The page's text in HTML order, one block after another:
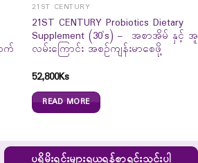
က်
21ST CENTURY
21ST CENTURY Probiotics Dietary
Supplement (30`s) – အစာအိမ် နှင့် အူ
လမ်းကြောင်း အစဉ်ကျန်းမာစေဖို့
52,800Ks
READ MORE